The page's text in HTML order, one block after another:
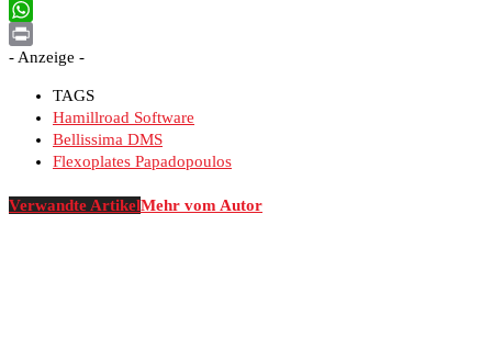
Email
WhatsApp
Print
- Anzeige -
TAGS
Hamillroad Software
Bellissima DMS
Flexoplates Papadopoulos
Verwandte ArtikelMehr vom Autor